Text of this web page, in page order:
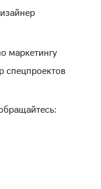
маркетингу